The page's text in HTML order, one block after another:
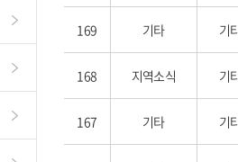
169 기타 기
168 지역소식 기
167 기타 기